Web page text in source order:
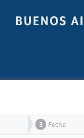
3 Fecha